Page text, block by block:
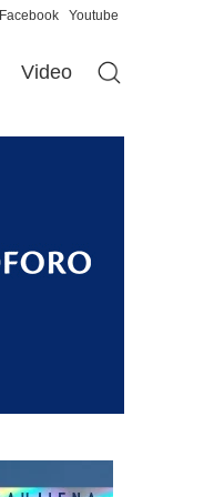
Facebook Youtube
Video